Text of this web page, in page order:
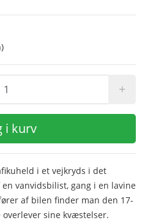
+
i kurv
i et vejkryds i det
vanvidsbilist, gang i en lavine
af bilen finder man den 17-
sine kvæstelser.